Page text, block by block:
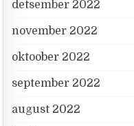
detsember 2022
november 2022
oktoober 2022
september 2022
august 2022